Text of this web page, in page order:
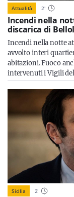
Attualità 2'
Incendi nella
discarica di
Incendi nella notte
avvolto interi
abitazioni. Fuoco
intervenuti i Vigili
Sicilia 2'